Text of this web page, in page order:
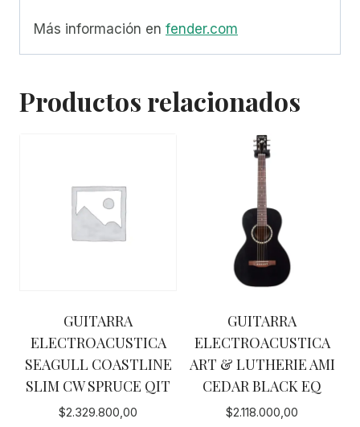
Más información en fender.com
Productos relacionados
GUITARRA
ELECTROACUSTICA
SEAGULL COASTLINE
SLIM CW SPRUCE QIT
$2.329.800,00
GUITARRA
ELECTROACUSTICA
ART & LUTHERIE AMI
CEDAR BLACK EQ
$2.118.000,00